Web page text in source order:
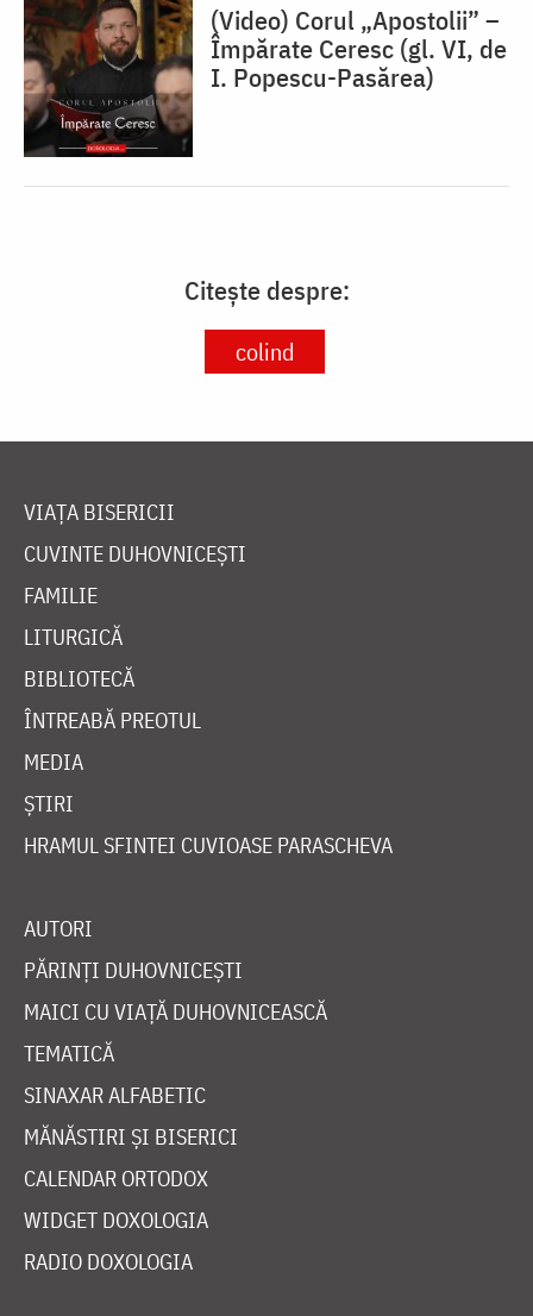
(Video) Corul „Apostolii” –
⁠Împărate Ceresc (gl. VI, de
I. Popescu-Pasărea)
Citește despre:
colind
VIAȚA BISERICII
CUVINTE DUHOVNICEȘTI
FAMILIE
LITURGICĂ
BIBLIOTECĂ
ÎNTREABĂ PREOTUL
MEDIA
ȘTIRI
HRAMUL SFINTEI CUVIOASE PARASCHEVA
AUTORI
PĂRINȚI DUHOVNICEȘTI
MAICI CU VIAȚĂ DUHOVNICEASCĂ
TEMATICĂ
SINAXAR ALFABETIC
MĂNĂSTIRI ȘI BISERICI
CALENDAR ORTODOX
WIDGET DOXOLOGIA
RADIO DOXOLOGIA